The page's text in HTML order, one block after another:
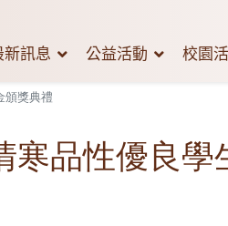
新訊息 公益活動 校園
頒獎典禮
品性優良學